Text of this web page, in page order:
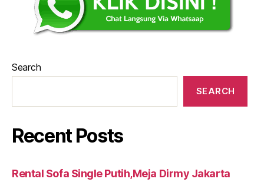
Search
SEARCH
Recent Posts
Rental Sofa Single Putih,Meja Dirmy Jakarta